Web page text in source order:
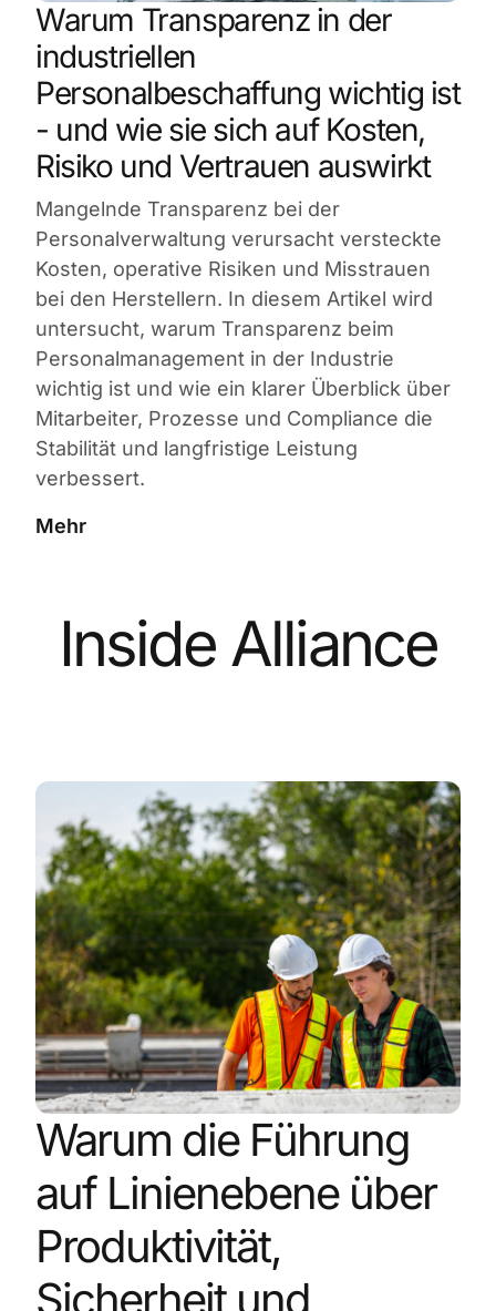
Warum Transparenz in der
industriellen
Personalbeschaffung wichtig ist
- und wie sie sich auf Kosten,
Risiko und Vertrauen auswirkt
Mangelnde Transparenz bei der
Personalverwaltung verursacht versteckte
Kosten, operative Risiken und Misstrauen
bei den Herstellern. In diesem Artikel wird
untersucht, warum Transparenz beim
Personalmanagement in der Industrie
wichtig ist und wie ein klarer Überblick über
Mitarbeiter, Prozesse und Compliance die
Stabilität und langfristige Leistung
verbessert.
Mehr
Inside Alliance
Warum die Führung
auf Linienebene über
Produktivität,
Sicherheit und